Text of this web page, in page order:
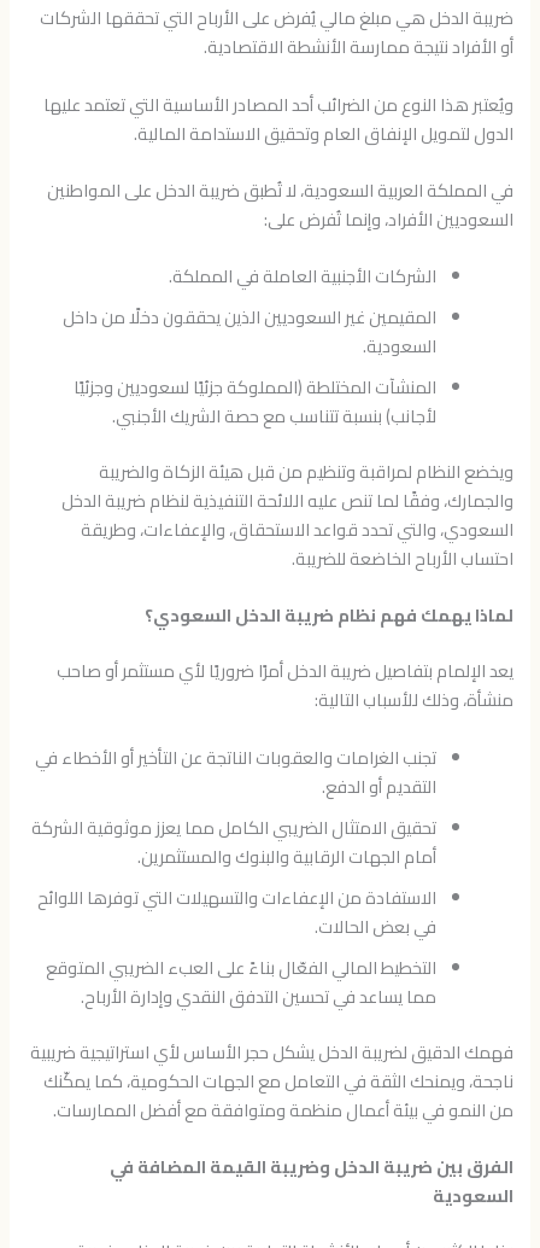
ضريبة الدخل هي مبلغ مالي يُفرض على الأرباح التي تحققها الشركات
أو الأفراد نتيجة ممارسة الأنشطة الاقتصادية.
ويُعتبر هذا النوع من الضرائب أحد المصادر الأساسية التي تعتمد عليها
الدول لتمويل الإنفاق العام وتحقيق الاستدامة المالية.
في المملكة العربية السعودية، لا تُطبق ضريبة الدخل على المواطنين
السعوديين الأفراد، وإنما تُفرض على:
الشركات الأجنبية العاملة في المملكة.
المقيمين غير السعوديين الذين يحققون دخلًا من داخل
السعودية.
المنشآت المختلطة (المملوكة جزئيًا لسعوديين وجزئيًا
لأجانب) بنسبة تتناسب مع حصة الشريك الأجنبي.
ويخضع النظام لمراقبة وتنظيم من قبل هيئة الزكاة والضريبة
والجمارك، وفقًا لما تنص عليه اللائحة التنفيذية لنظام ضريبة الدخل
السعودي، والتي تحدد قواعد الاستحقاق، والإعفاءات، وطريقة
احتساب الأرباح الخاضعة للضريبة.
لماذا يهمك فهم نظام ضريبة الدخل السعودي؟
يعد الإلمام بتفاصيل ضريبة الدخل أمرًا ضروريًا لأي مستثمر أو صاحب
منشأة، وذلك للأسباب التالية:
تجنب الغرامات والعقوبات الناتجة عن التأخير أو الأخطاء في
التقديم أو الدفع.
تحقيق الامتثال الضريبي الكامل مما يعزز موثوقية الشركة
أمام الجهات الرقابية والبنوك والمستثمرين.
الاستفادة من الإعفاءات والتسهيلات التي توفرها اللوائح
في بعض الحالات.
التخطيط المالي الفعّال بناءً على العبء الضريبي المتوقع
مما يساعد في تحسين التدفق النقدي وإدارة الأرباح.
فهمك الدقيق لضريبة الدخل يشكل حجر الأساس لأي استراتيجية ضريبية
ناجحة، ويمنحك الثقة في التعامل مع الجهات الحكومية، كما يمكّنك
من النمو في بيئة أعمال منظمة ومتوافقة مع أفضل الممارسات.
الفرق بين ضريبة الدخل وضريبة القيمة المضافة في
السعودية